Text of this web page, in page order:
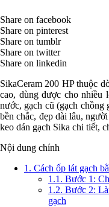
Share on facebook
Share on pinterest
Share on tumblr
Share on twitter
Share on linkedin
SikaCeram 200 HP thuộc
cao, dùng được cho nhiều
nước, gạch cũ (gạch
bền chắc, đẹp dài lâu,
keo dán gạch Sika chi tiết,
Nội dung chính
1. Cách ốp lát gạch
1.1. Bước 1:
1.2. Bước 2:
gạch